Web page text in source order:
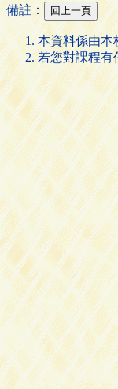
備註：
本資料係由本
若您對課程有